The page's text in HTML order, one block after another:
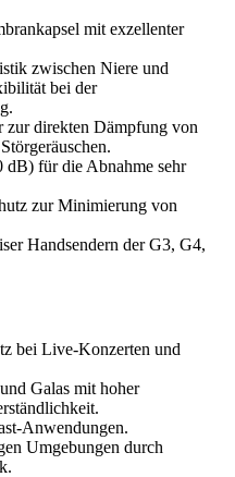
mit exzellenter
zwischen Niere und
bei der
direkten Dämpfung von
dB) für die Abnahme sehr
zur Minimierung von
Handsendern der G3, G4,
bei Live-Konzerten und
Galas mit hoher
Anwendungen.
Umgebungen durch